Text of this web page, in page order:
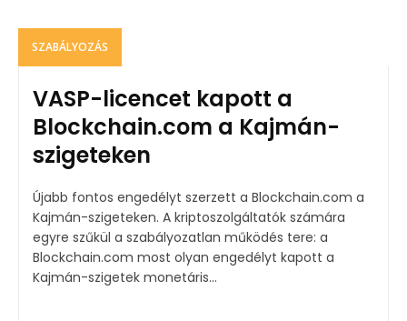
SZABÁLYOZÁS
VASP-licencet kapott a
Blockchain.com a Kajmán-
szigeteken
Újabb fontos engedélyt szerzett a Blockchain.com a
Kajmán-szigeteken. A kriptoszolgáltatók számára
egyre szűkül a szabályozatlan működés tere: a
Blockchain.com most olyan engedélyt kapott a
Kajmán-szigetek monetáris...